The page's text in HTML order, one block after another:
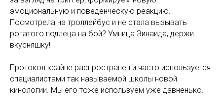
эмоциональную и поведенческую реакцию.
Посмотрела на троллейбус и не стала вызывать
рогатого подлеца на бой? Умница Зинаида, держи
вкусняшку!
Протокол крайне распространен и часто используется
специалистами так называемой школы новой
кинологии. Мы его тоже используем уже давненько.